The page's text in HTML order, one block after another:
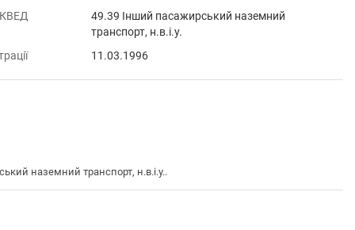
49.39 Інший пасажирський наземний
транспорт, н.в.і.у.
11.03.1996
наземний транспорт, н.в.і.у..